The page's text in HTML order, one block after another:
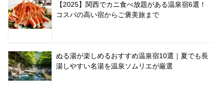
【2025】関西でカニ食べ放題がある温泉宿6選！
コスパの高い宿からご褒美旅まで
ぬる湯が楽しめるおすすめ温泉宿10選｜夏でも長
湯しやすい名湯を温泉ソムリエが厳選